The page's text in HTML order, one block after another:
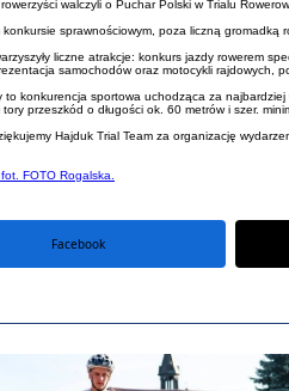
walczyli o Puchar Polski w Trialu
konkursie sprawnościowym, poza liczną gromadką
liczne atrakcje: konkurs jazdy rowerem
samochodów oraz motocykli rajdowych,
to konkurencja sportowa uchodząca za
tory przeszkód o długości ok. 60 metrów i szer.
Hajduk Trial Team​ za organizację
FOTO Rogalska​.
Facebook